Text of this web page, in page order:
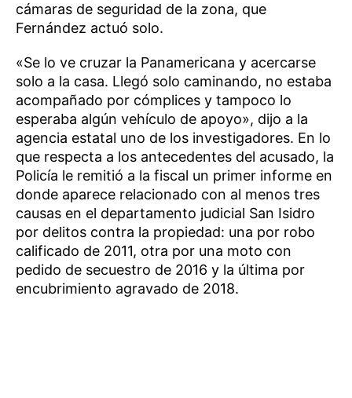
cámaras de seguridad de la zona, que
Fernández actuó solo.
«Se lo ve cruzar la Panamericana y acercarse
solo a la casa. Llegó solo caminando, no estaba
acompañado por cómplices y tampoco lo
esperaba algún vehículo de apoyo», dijo a la
agencia estatal uno de los investigadores. En lo
que respecta a los antecedentes del acusado, la
Policía le remitió a la fiscal un primer informe en
donde aparece relacionado con al menos tres
causas en el departamento judicial San Isidro
por delitos contra la propiedad: una por robo
calificado de 2011, otra por una moto con
pedido de secuestro de 2016 y la última por
encubrimiento agravado de 2018.